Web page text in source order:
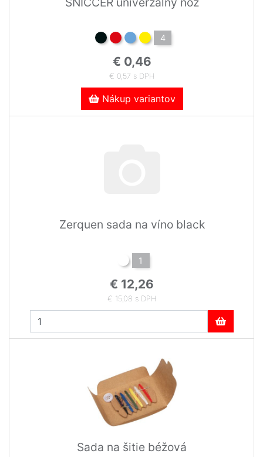
4
€ 0,46
€ 0,57 s DPH
Nákup variantov
Zerquen sada na víno black
1
€ 12,26
€ 15,08 s DPH
Sada na šitie béžová